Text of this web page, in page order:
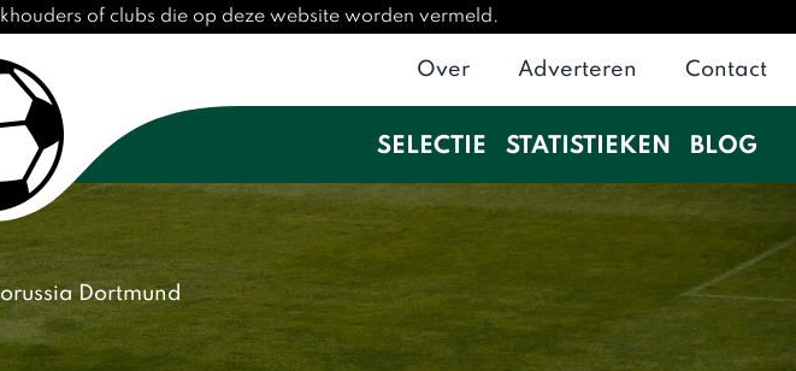
of clubs die op deze website worden vermeld.
Over Adverteren Contact
SELECTIE STATISTIEKEN BLOG
Dortmund